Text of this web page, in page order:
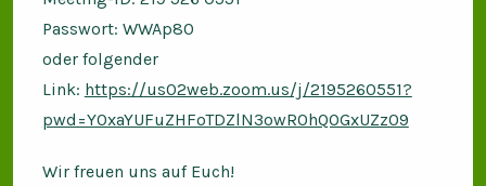
Passwort: WWAp80
oder folgender
Link: https://us02web.zoom.us/j/2195260551?
pwd=Y0xaYUFuZHFoTDZlN3owR0hQOGxUZz09
Wir freuen uns auf Euch!